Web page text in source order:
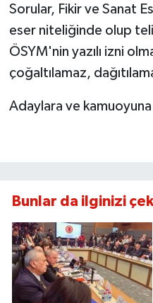
Sorular, Fikir ve Sanat
eser niteliğinde olup
ÖSYM'nin yazılı izni
çoğaltılamaz,
Adaylara ve
Bunlar da ilginizi